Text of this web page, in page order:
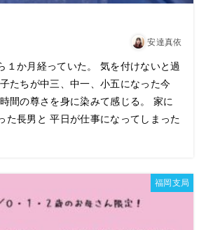
安達真依
１か月経っていた。 気を付けないと過
たちが中三、中一、小五になった今
間の尊さを身に染みて感じる。 家に
た長男と 平日が仕事になってしまった
福岡支局